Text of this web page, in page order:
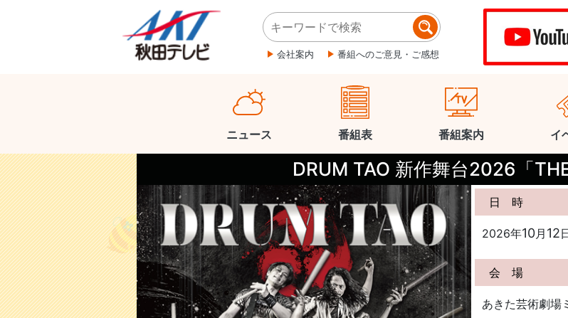
会社案内 番組へのご意見・ご感想
ニュース 番組表 番組案内 イ
DRUM TAO 新作舞台2026「
日 時
2026年10月 12
会 場
あきた芸術劇